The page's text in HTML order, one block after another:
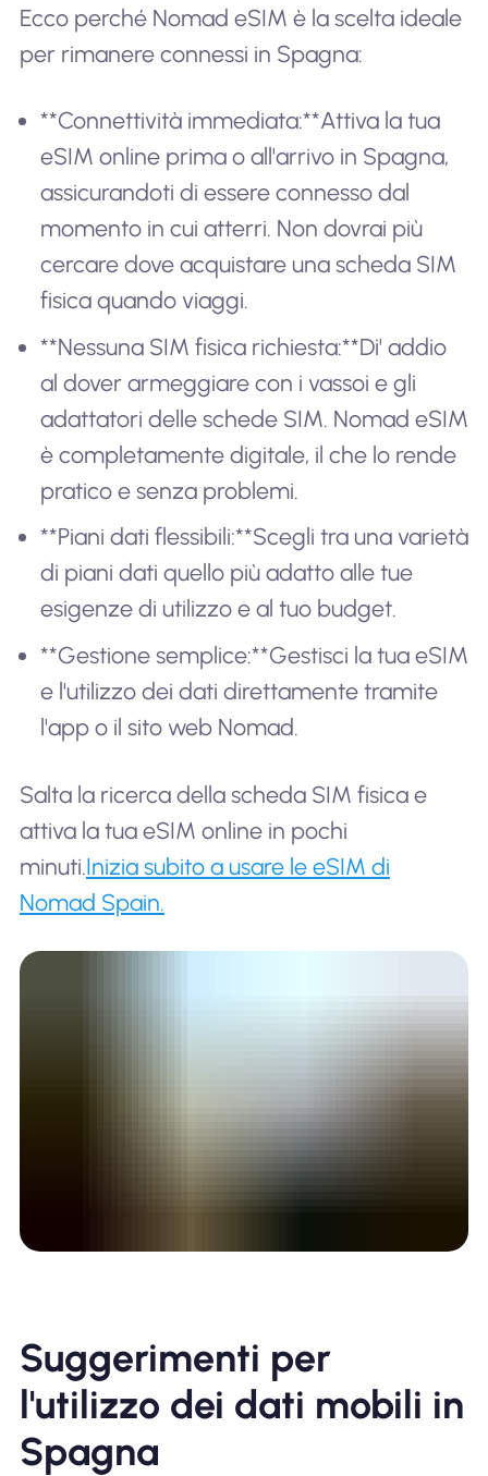
Ecco perché Nomad eSIM è la scelta ideale
per rimanere connessi in Spagna:
**Connettività immediata:**Attiva la tua
eSIM online prima o all'arrivo in Spagna,
assicurandoti di essere connesso dal
momento in cui atterri. Non dovrai più
cercare dove acquistare una scheda SIM
fisica quando viaggi.
**Nessuna SIM fisica richiesta:**Di' addio
al dover armeggiare con i vassoi e gli
adattatori delle schede SIM. Nomad eSIM
è completamente digitale, il che lo rende
pratico e senza problemi.
**Piani dati flessibili:**Scegli tra una varietà
di piani dati quello più adatto alle tue
esigenze di utilizzo e al tuo budget.
**Gestione semplice:**Gestisci la tua eSIM
e l'utilizzo dei dati direttamente tramite
l'app o il sito web Nomad.
Salta la ricerca della scheda SIM fisica e
attiva la tua eSIM online in pochi
minuti.Inizia subito a usare le eSIM di
Nomad Spain.
Suggerimenti per
l'utilizzo dei dati mobili in
Spagna